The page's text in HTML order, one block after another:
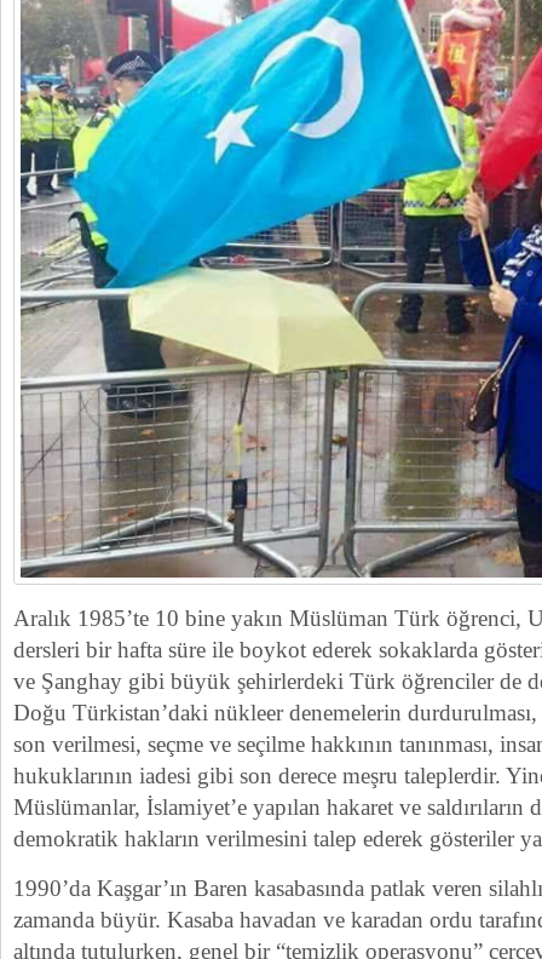
Aralık 1985’te 10 bine yakın Müslüman Türk öğrenci,
dersleri bir hafta süre ile boykot ederek sokaklarda
ve Şanghay gibi büyük şehirlerdeki Türk öğrenciler de
Doğu Türkistan’daki nükleer denemelerin
son verilmesi, seçme ve seçilme hakkının tanınması,
hukuklarının iadesi gibi son derece meşru taleplerdir.
Müslümanlar, İslamiyet’e yapılan hakaret ve saldırıların
demokratik hakların verilmesini talep ederek gösteriler
1990’da Kaşgar’ın Baren kasabasında patlak veren
zamanda büyür. Kasaba havadan ve karadan ordu
altında tutulurken, genel bir “temizlik operasyonu”